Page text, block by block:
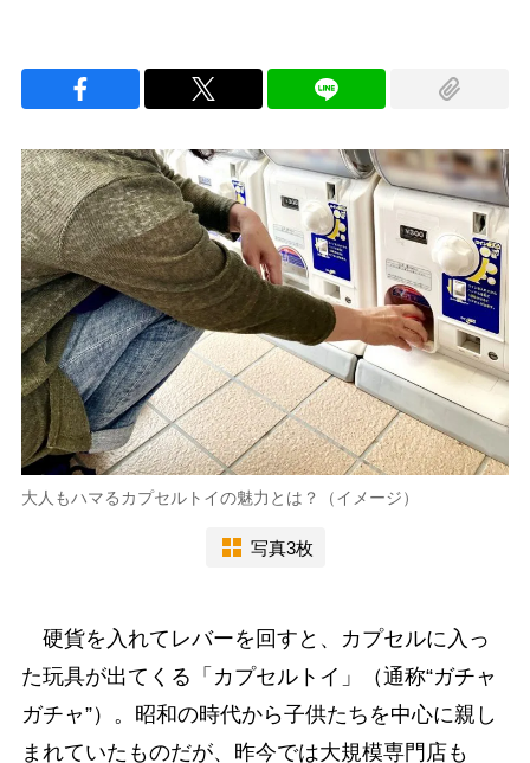
大人もハマるカプセルトイの魅力とは？（イメージ）
写真3枚
硬貨を入れてレバーを回すと、カプセルに入っ
た玩具が出てくる「カプセルトイ」（通称“ガチャ
ガチャ”）。昭和の時代から子供たちを中心に親し
まれていたものだが、昨今では大規模専門店も